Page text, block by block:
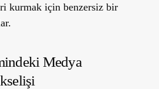
kurmak için benzersiz bir
Medya